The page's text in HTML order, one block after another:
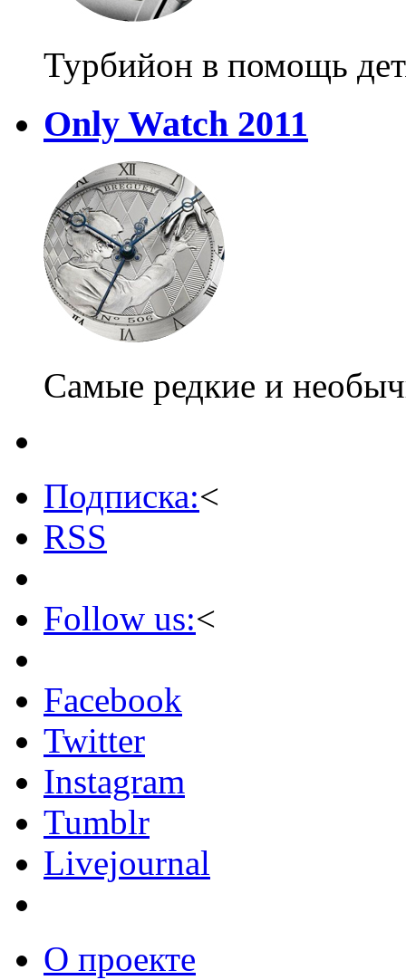
Турбийон в помощь
Only Watch 2011
Самые редкие и
Подписка:<
RSS
Follow us:<
Facebook
Twitter
Instagram
Tumblr
Livejournal
О проекте